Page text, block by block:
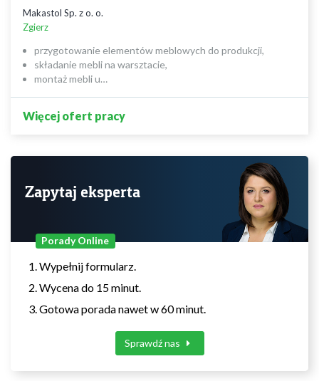
Makastol Sp. z o. o.
Zgierz
przygotowanie elementów meblowych do produkcji,
składanie mebli na warsztacie,
montaż mebli u…
Więcej ofert pracy
Zapytaj eksperta
Porady Online
Wypełnij formularz.
Wycena do 15 minut.
Gotowa porada nawet w 60 minut.
Sprawdź nas